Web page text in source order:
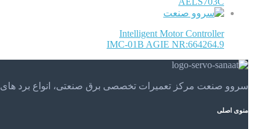
Intelligent Motor Controller
IMC-01B AGIE NR:664264.9
سروو صنعت مرکز تعمیرات تخصصی برق صنعتی، انواع برد های plc، موتور های الکتریکی و . . . تعمیرات تخصصی و مهندسی را در مرکز تعمیرات تخصصی سروو صنعت تجربه کنید.
منوی اصلی